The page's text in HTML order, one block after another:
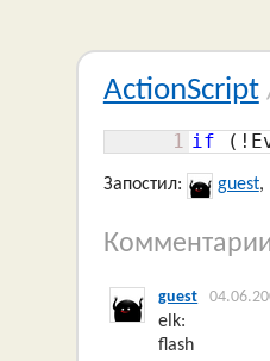
ActionScript
1 if
Запостил: guest,
guest
elk:
flash